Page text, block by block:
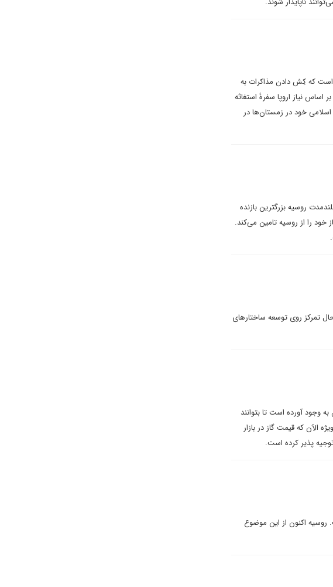
است که کِش دادن مذاکرات به
اساس نیاز اروپا سفرهٔ استغاثه
خود در زمستان‌ها در
روسیه بزرگترین بازنده
این کشور به اروپا صادر می‌شود؛ اما اروپا تنها ۴۰ درصد از نیاز خود را از روسیه تامین می‌کند.
تمرکز روی توسعه ساختارهای
وجود آورده است تا بتوانند
الآن که قیمت گاز در بازار
پذیر کرده است.
روسیه اکنون از این موضوع